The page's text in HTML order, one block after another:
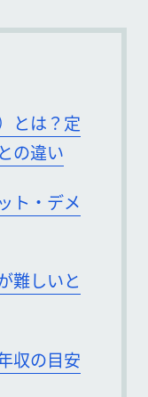
とは？定
の違い
ト・デメ
難しいと
収の目安